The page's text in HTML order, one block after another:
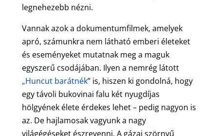
legnehezebb nézni.
Vannak azok a dokumentumfilmek, amelyek
apró, számunkra nem látható emberi életeket
és eseményeket mutatnak meg a maguk
egyszerű csodájában. Ilyen a nemrég látott
„Huncut barátnék” is, hiszen ki gondolná, hogy
egy távoli bukovinai falu két nyugdíjas
hölgyének élete érdekes lehet – pedig nagyon is
az. De hajlamosak vagyunk a nagy
világégéseket észrevenni. A gázai szörnyű